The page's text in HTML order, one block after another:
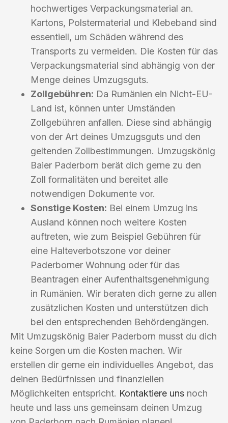
hochwertiges Verpackungsmaterial an.
Kartons, Polstermaterial und Klebeband sind
essentiell, um Schäden während des
Transports zu vermeiden. Die Kosten für das
Verpackungsmaterial sind abhängig von der
Menge deines Umzugsguts.
Zollgebühren: Da Rumänien ein Nicht-EU-
Land ist, können unter Umständen
Zollgebühren anfallen. Diese sind abhängig
von der Art deines Umzugsguts und den
geltenden Zollbestimmungen. Umzugskönig
Baier Paderborn berät dich gerne zu den
Zoll formalitäten und bereitet alle
notwendigen Dokumente vor.
Sonstige Kosten: Bei einem Umzug ins
Ausland können noch weitere Kosten
auftreten, wie zum Beispiel Gebühren für
eine Halteverbotszone vor deiner
Paderborner Wohnung oder für das
Beantragen einer Aufenthaltsgenehmigung
in Rumänien. Wir beraten dich gerne zu allen
zusätzlichen Kosten und unterstützen dich
bei den entsprechenden Behördengängen.
Mit Umzugskönig Baier Paderborn musst du dich
keine Sorgen um die Kosten machen. Wir
erstellen dir gerne ein individuelles Angebot, das
deinen Bedürfnissen und finanziellen
Möglichkeiten entspricht. Kontaktiere uns noch
heute und lass uns gemeinsam deinen Umzug